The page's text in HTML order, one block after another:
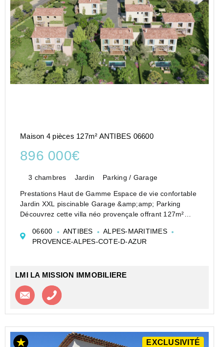
Maison 4 pièces 127m² ANTIBES 06600
896 000€
3 chambres Jardin Parking / Garage
Prestations Haut de Gamme Espace de vie confortable
Jardin XXL piscinable Garage &amp;amp; Parking
Découvrez cette villa néo provençale offrant 127m²
volumes et la lumière, cette villa neuve propose...
06600 ANTIBES
ALPES-MARITIMES
PROVENCE-ALPES-COTE-D-AZUR
LMI LA MISSION IMMOBILIERE
Contacter l'agence
EXCLUSIVITÉ